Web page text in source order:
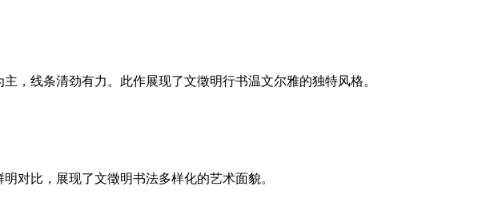
，线条清劲有力。此作展现了文徵明行书温文尔雅的独特风格。
对比，展现了文徵明书法多样化的艺术面貌。